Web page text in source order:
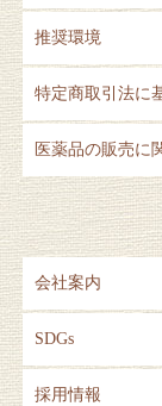
推奨環境
特定商取引法に
医薬品の販売に
会社案内
SDGs
採用情報